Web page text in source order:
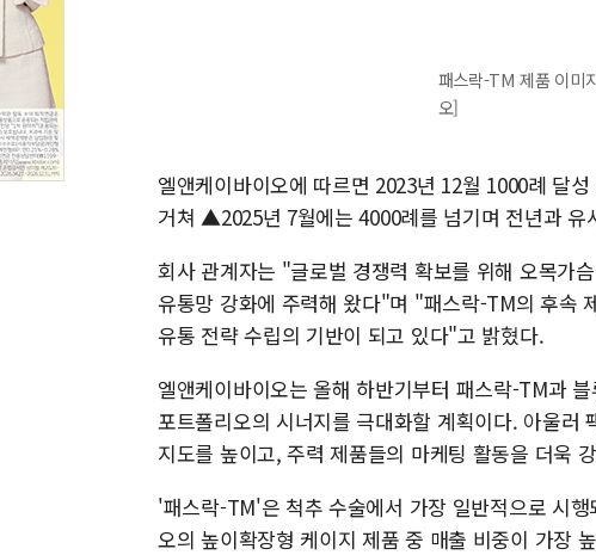
패스락-TM 제품 이미
오]
엘앤케이바이오에 따르면 2023년 12월 1000례 달
거쳐 ▲2025년 7월에는 4000례를 넘기며 전년과 유
회사 관계자는 "글로벌 경쟁력 확보를 위해 오목가
유통망 강화에 주력해 왔다"며 "패스락-TM의 후속
유통 전략 수립의 기반이 되고 있다"고 밝혔다.
엘앤케이바이오는 올해 하반기부터 패스락-TM과
포트폴리오의 시너지를 극대화할 계획이다. 아울러
지도를 높이고, 주력 제품들의 마케팅 활동을 더욱
'패스락-TM'은 척추 수술에서 가장 일반적으로 시
오의 높이확장형 케이지 제품 중 매출 비중이 가장